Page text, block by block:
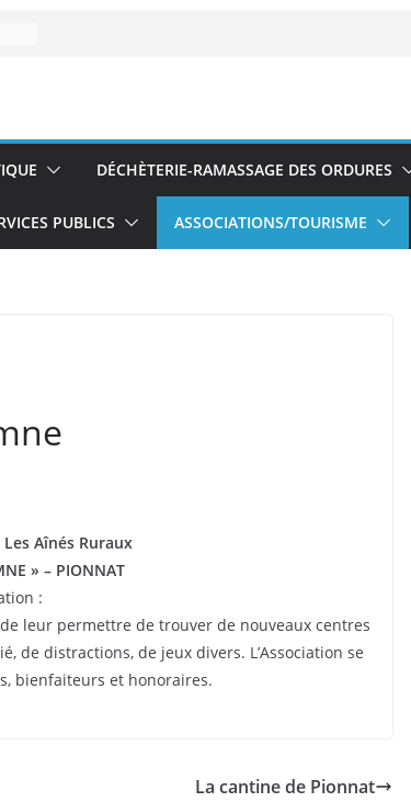
DÉCHÈTERIE-RAMASSAGE DES ORDURES
PUBLICS ASSOCIATIONS/TOURISME
Aînés Ruraux
» – PIONNAT
:
leur permettre de trouver de nouveaux centres
de distractions, de jeux divers. L’Association se
bienfaiteurs et honoraires.
La cantine de Pionnat